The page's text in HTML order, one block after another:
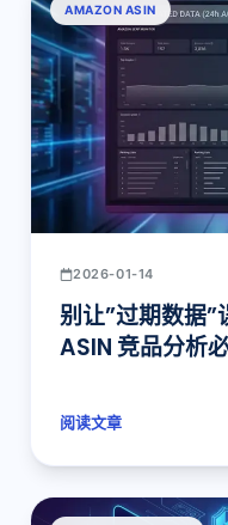
AMAZON ASIN
2026-01-14
别让”过期数据
ASIN 竞品分析
阅读文章